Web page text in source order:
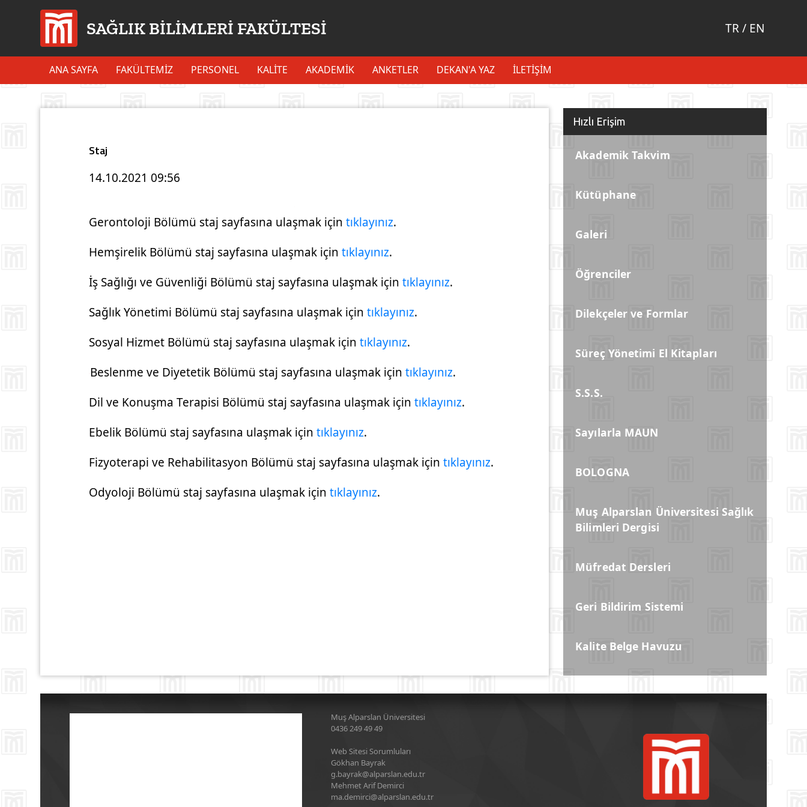
SAĞLIK BİLİMLERİ FAKÜLTESİ TR/ EN
ANA SAYFA FAKÜLTEMİZ PERSONEL KALİTE AKADEMİK ANKETLER DEKAN'A YAZ İLETIŞIM
Staj
14.10.2021 09:56
Gerontoloji Bölümü staj sayfasına ulaşmak içintıklayınız.
Hemşirelik Bölümü staj sayfasına ulaşmak içintıklayınız.
İş Sağlığı ve Güvenliği Bölümü staj sayfasına ulaşmak içintıklayınız.
Sağlık Yönetimi Bölümü staj sayfasına ulaşmak içintıklayınız.
Sosyal Hizmet Bölümü staj sayfasına ulaşmak içintıklayınız.
Beslenme ve Diyetetik Bölümü staj sayfasına ulaşmak içintıklayınız.
Dil ve Konuşma Terapisi Bölümü staj sayfasına ulaşmak içintıklayınız.
Ebelik Bölümü staj sayfasına ulaşmak içintıklayınız.
Fizyoterapi ve Rehabilitasyon Bölümü staj sayfasına ulaşmak içintıklayınız.
Odyoloji Bölümü staj sayfasına ulaşmak içintıklayınız.
Hızlı Erişim
Akademik Takvim
Kütüphane
Galeri
Öğrenciler
Dilekçeler ve Formlar
Süreç Yönetimi El Kitapları
S.S.S.
Sayılarla MAUN
BOLOGNA
Muş Alparslan Üniversitesi Sağlık
Bilimleri Dergisi
Müfredat Dersleri
Geri Bildirim Sistemi
Kalite Belge Havuzu
Muş Alparslan Üniversitesi
0436 249 49 49
Web Sitesi Sorumluları
Gökhan Bayrak
g.bayrak@alparslan.edu.tr
Mehmet Arif Demirci
ma.demirci@alparslan.edu.tr